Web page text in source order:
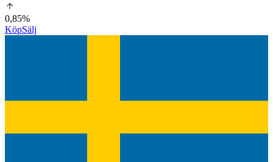
0,85%
KöpSälj